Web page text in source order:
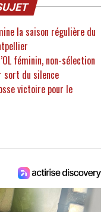
la saison régulière du
féminin, non-sélection
sort du silence
victoire pour le